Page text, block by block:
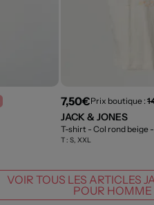
7,50€Prix boutique :
JACK & JONES
T-shirt - Col rond beige
T :S, XXL
VOIR TOUS LES ARTICLES
POUR HOMME